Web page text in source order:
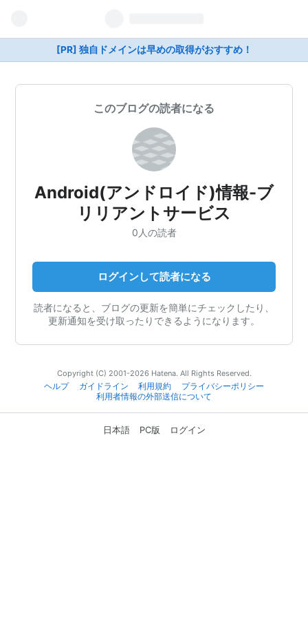
[PR] 独自ドメインは早めの取得がおすすめ！
このブログの読者になる
Android(アンドロイド)情報-ブ
リリアントサービス
0人の読者
ログインして読者になる
読者になると、ブログの更新を簡単にチェックしたり、
更新通知を受け取ったりできるようになります。
Copyright (C) 2001-2026 Hatena. All Rights Reserved.
ヘルプ
ガイドライン 利用規約
プライバシーポリシー
利用者情報の外部送信について
日本語 PC版 ログイン